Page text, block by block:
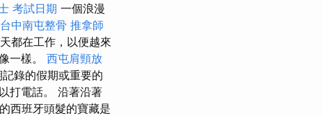
考試日期 一個浪漫
台中南屯整骨 推拿師
都在工作，以便越來
一樣。 西屯肩頸放
記錄的假期或重要的
打電話。 沿著沿著
西班牙頭髮的寶藏是